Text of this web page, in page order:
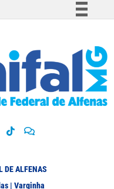
Participe
Acesso à informação
Legislação
DE ALFENAS
| Varginha